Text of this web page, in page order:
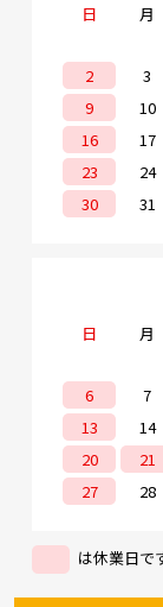
日 月
2
3
9
10
16
17
23
24
30
31
日 月
6
7
13
14
20
21
27
28
は休業日で